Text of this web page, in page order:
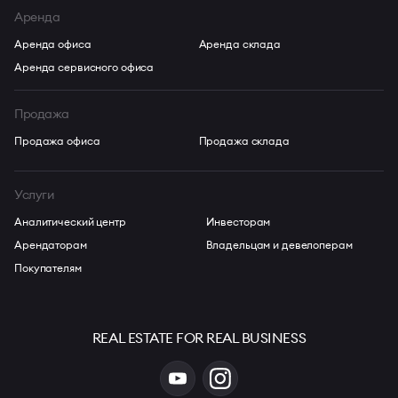
Аренда
Аренда офиса
Аренда сервисного офиса
Аренда склада
Продажа
Продажа офиса Продажа склада
Услуги
Аналитический центр
Арендаторам
Покупателям
Инвесторам
Владельцам и девелоперам
REAL ESTATE FOR REAL BUSINESS